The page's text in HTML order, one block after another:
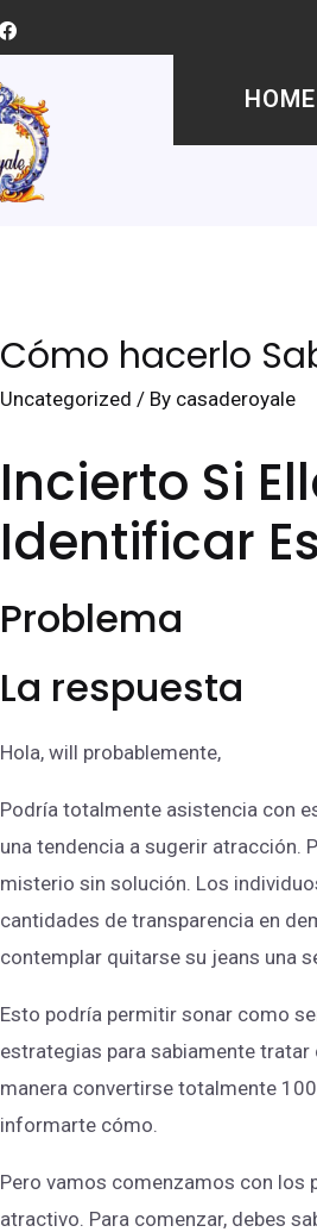
HOME
Cómo hacerlo
Uncategorized / By casaderoyale
Incierto Si
Identificar
Problema
La respuesta
Hola, will probablemente,
Podría totalmente asistencia con
una tendencia a sugerir atracción.
misterio sin solución. Los
cantidades de transparencia en
contemplar quitarse su jeans una
Esto podría permitir sonar como
estrategias para sabiamente
manera convertirse totalmente
informarte cómo.
Pero vamos comenzamos con los
atractivo. Para comenzar, debes